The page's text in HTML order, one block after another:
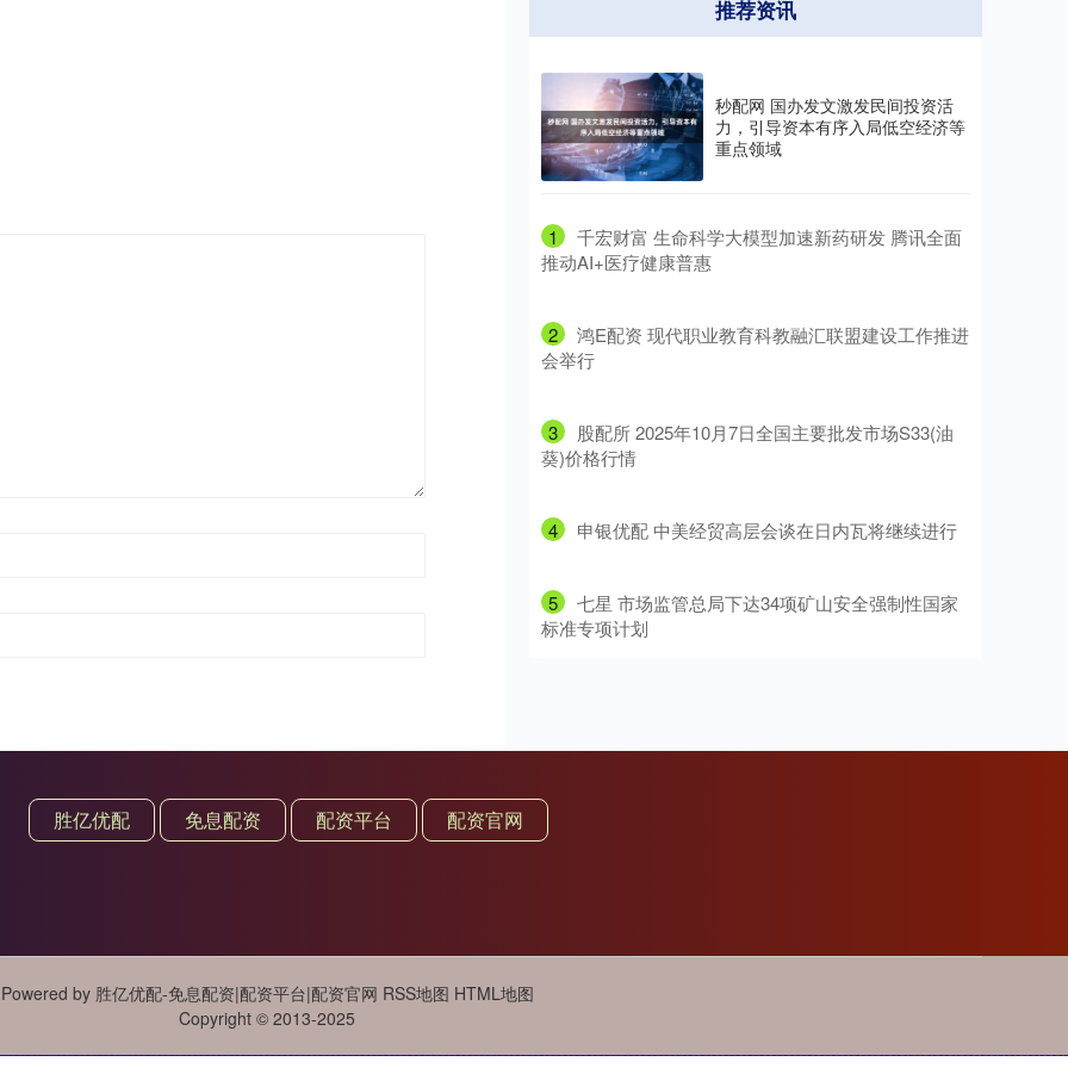
推荐资讯
秒配网 国办发文激发民间投资活
力，引导资本有序入局低空经济等
重点领域
1
​千宏财富 生命科学大模型加速新药研发 腾讯全面
推动AI+医疗健康普惠
2
​鸿E配资 现代职业教育科教融汇联盟建设工作推进
会举行
3
​股配所 2025年10月7日全国主要批发市场S33(油
葵)价格行情
4 ​申银优配 中美经贸高层会谈在日内瓦将继续进行
5
​七星 市场监管总局下达34项矿山安全强制性国家
标准专项计划
胜亿优配 免息配资 配资平台 配资官网
Powered by 胜亿优配-免息配资|配资平台|配资官网 RSS地图 HTML地图
Copyright © 2013-2025